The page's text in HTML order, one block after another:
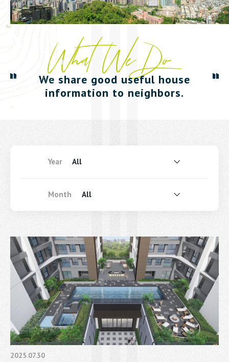
04-23273030
#880
Construction
Progresses
Renovations
We share good useful house
information to neighbors.
Year All
Month All
2025.07.30